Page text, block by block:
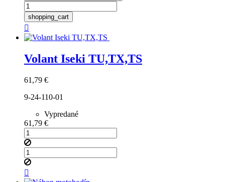
shopping_cart

Volant Iseki TU,TX,TS
Cena
61,79 €
9-24-110-01
Vypredané
Cena
61,79 €
